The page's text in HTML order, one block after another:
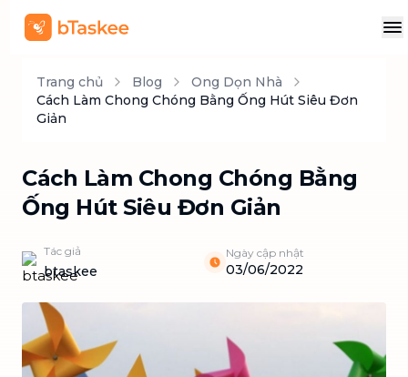
Trang chủ Blog
Ong Dọn Nhà
Cách Làm Chong Chóng Bằng Ống Hút Siêu Đơn
Giản
Cách Làm Chong Chóng Bằng
Ống Hút Siêu Đơn Giản
Tác giả
btaskee
Ngày cập nhật
03/06/2022